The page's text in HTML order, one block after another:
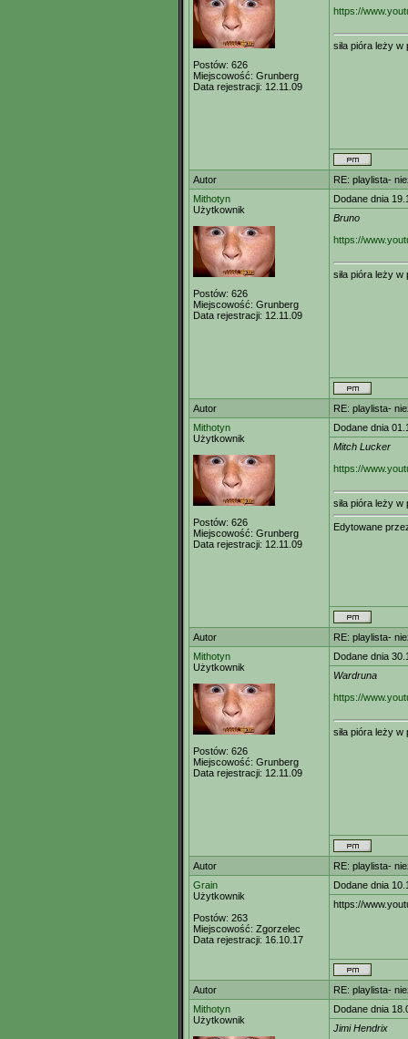
Postów: 626
Miejscowość: Grunberg
Data rejestracji: 12.11.09
https://
siła pióra leży w
Autor
RE: playlista-
Mithotyn
Użytkownik
Postów: 626
Miejscowość: Grunberg
Data rejestracji: 12.11.09
Dodane dnia
Bruno
https://
siła pióra leży w
Autor
RE: playlista-
Mithotyn
Użytkownik
Postów: 626
Miejscowość: Grunberg
Data rejestracji: 12.11.09
Dodane dnia
Mitch Lucker
https://
siła pióra leży w
Edytowane
Autor
RE: playlista-
Mithotyn
Użytkownik
Postów: 626
Miejscowość: Grunberg
Data rejestracji: 12.11.09
Dodane dnia
Wardruna
https://
siła pióra leży w
Autor
RE: playlista-
Grain
Użytkownik
Postów: 263
Miejscowość: Zgorzelec
Data rejestracji: 16.10.17
Dodane dnia
https://
Autor
RE: playlista-
Mithotyn
Użytkownik
Dodane dnia
Jimi Hendrix